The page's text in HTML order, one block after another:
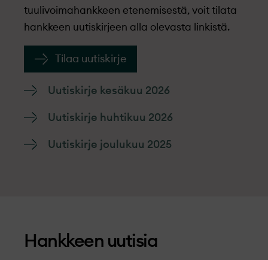
tuulivoimahankkeen etenemisestä, voit tilata
hankkeen uutiskirjeen alla olevasta linkistä.
Tilaa uutiskirje
Uutiskirje kesäkuu 2026
Uutiskirje huhtikuu 2026
Uutiskirje joulukuu 2025
Hankkeen uutisia